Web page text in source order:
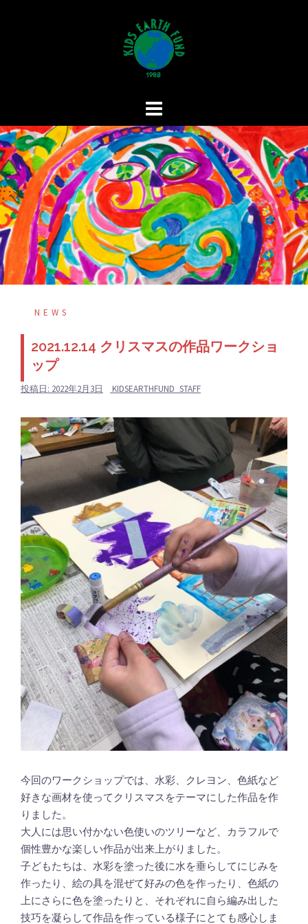
キ
ッ
プ
NEWS
2021.12.14 クリスマスの作品ワークショ
ップ
投稿日: 2022年2月3日 KIDSEARTHFUND_STAFF
今回のワークショップでは、水彩、クレヨン、色紙など
好きな画材を使ってクリスマスをテーマにした作品を作
りました。
大人には思い付かない色使いのツリーなど、カラフルで
個性豊かな楽しい作品が出来上がりました。
子どもたちは、水彩を塗った後に水を垂らしてにじみを
作ったり、絵の具を混ぜて好みの色を作ったり、色紙の
上にさらに色を塗ったりと、それぞれに自ら編み出した
技巧を凝らして作品を作っている様子にとても感心しま